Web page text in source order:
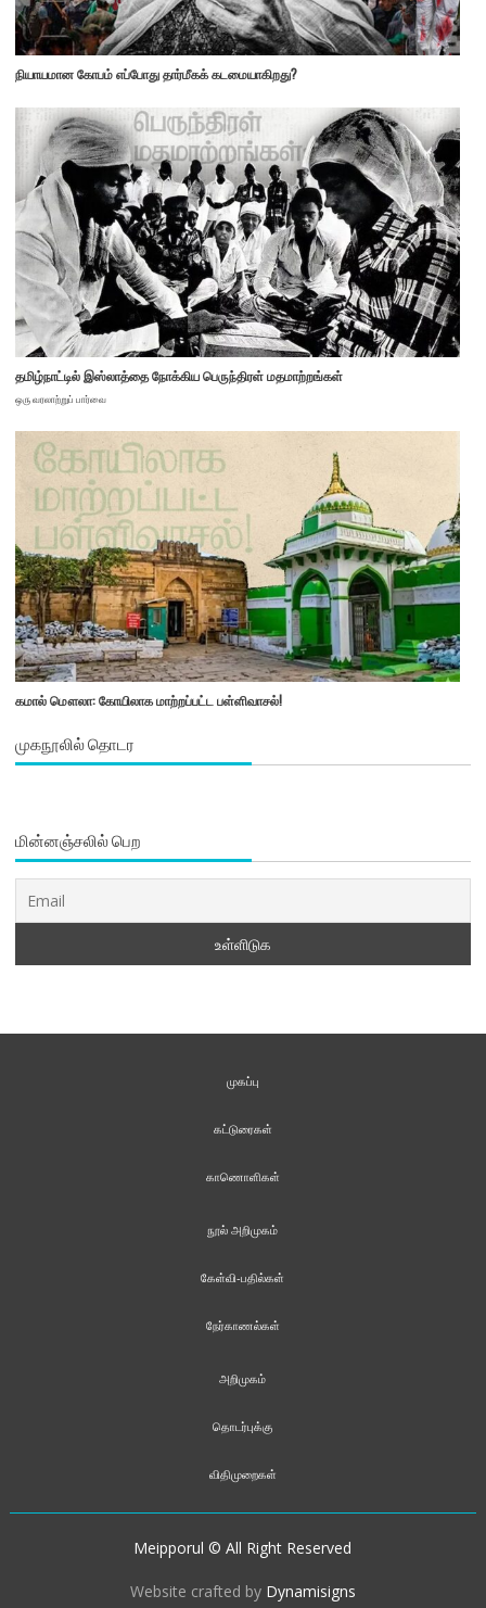
நியாயமான கோபம் எப்போது தார்மீகக் கடமையாகிறது?
தமிழ்நாட்டில் இஸ்லாத்தை நோக்கிய பெருந்திரள் மதமாற்றங்கள்
ஒரு வரலாற்றுப் பார்வை
கமால் மௌலா: கோயிலாக மாற்றப்பட்ட பள்ளிவாசல்!
முகநூலில் தொடர
மின்னஞ்சலில் பெற
முகப்பு
கட்டுரைகள்
காணொளிகள்
நூல் அறிமுகம்
கேள்வி-பதில்கள்
நேர்காணல்கள்
அறிமுகம்
தொடர்புக்கு
விதிமுறைகள்
Meipporul © All Right Reserved
Website crafted by Dynamisigns